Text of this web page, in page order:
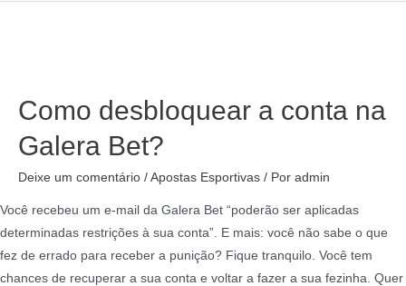
Como desbloquear a conta na
Galera Bet?
Deixe um comentário / Apostas Esportivas / Por admin
Você recebeu um e-mail da Galera Bet “poderão ser aplicadas
determinadas restrições à sua conta”. E mais: você não sabe o que
fez de errado para receber a punição? Fique tranquilo. Você tem
chances de recuperar a sua conta e voltar a fazer a sua fezinha. Quer